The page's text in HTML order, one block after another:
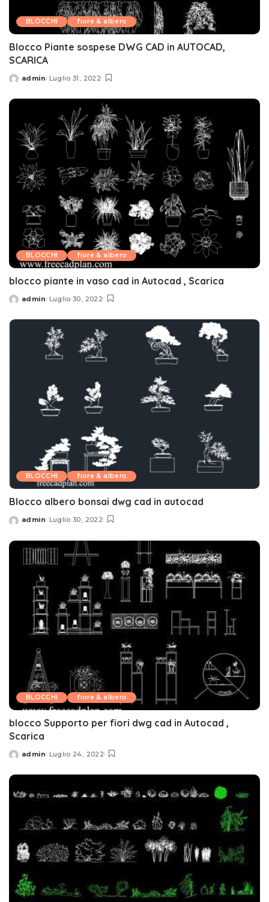
BLOCCHI fiore & albero
Blocco Piante sospese DWG CAD in AUTOCAD,
SCARICA
Posted
admin Luglio 31, 2022
BLOCCHI fiore & albero
blocco piante in vaso cad in Autocad , Scarica
Posted
admin Luglio 30, 2022
BLOCCHI fiore & albero
Blocco albero bonsai dwg cad in autocad
Posted
admin Luglio 30, 2022
BLOCCHI fiore & albero
blocco Supporto per fiori dwg cad in Autocad ,
Scarica
Posted
admin Luglio 24, 2022